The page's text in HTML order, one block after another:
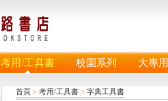
考用/工具書 校園系列 大專
首頁 > 考用/工具書 > 字典工具書